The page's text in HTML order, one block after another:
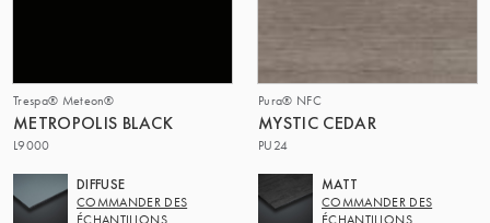
Trespa® Meteon®
METROPOLIS BLACK
L9000
DIFFUSE
COMMANDER DES
ÉCHANTILLONS
Pura® NFC
MYSTIC CEDAR
PU24
MATT
COMMANDER DES
ÉCHANTILLONS